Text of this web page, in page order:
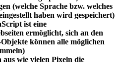
(welche Sprache bzw. welches
haben wird gespeichert)
ist eine
ermöglicht, sich an den
können alle möglichen
wie vielen Pixeln die